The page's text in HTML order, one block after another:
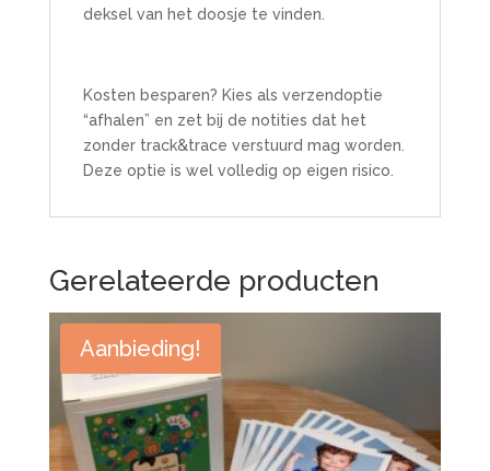
deksel van het doosje te vinden.
Kosten besparen? Kies als verzendoptie
“afhalen” en zet bij de notities dat het
zonder track&trace verstuurd mag worden.
Deze optie is wel volledig op eigen risico.
Gerelateerde producten
Aanbieding!